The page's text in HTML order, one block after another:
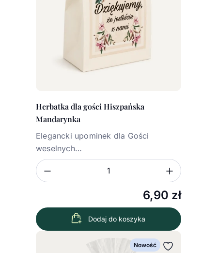
Herbatka dla gości Hiszpańska
Mandarynka
Elegancki upominek dla Gości
weselnych…
6,90 zł
Zmniejsz ilość
Dodaj do koszyka
Nowość